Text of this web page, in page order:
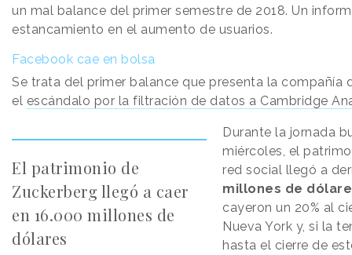
un mal balance del primer semestre de 2018. Un
estancamiento en el aumento de usuarios.
Facebook cae en bolsa
Se trata del primer balance que presenta la compañía
el escándalo por la filtración de datos a Cambridge
El patrimonio de
Zuckerberg llegó a caer
en 16.000 millones de
dólares
Durante la jornada
miércoles, el
red social llegó a
millones de
cayeron un 20% al
Nueva York y, si la
hasta el cierre de